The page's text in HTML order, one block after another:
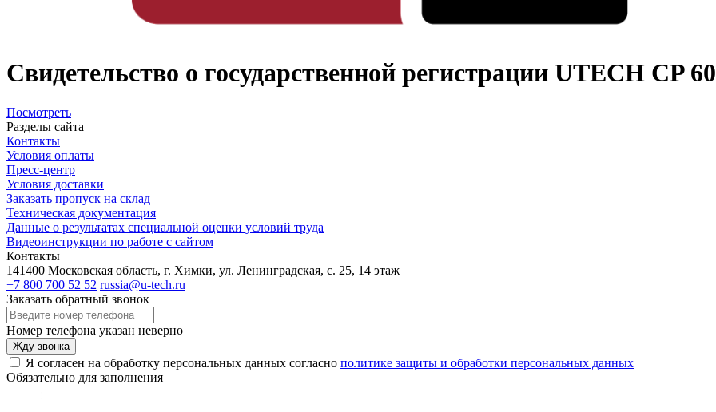
Свидетельство о государственной регистрации UTECH CP
Посмотреть
Разделы сайта
Контакты
Условия оплаты
Пресс-центр
Условия доставки
Заказать пропуск на склад
Техническая документация
Данные о результатах специальной оценки условий труда
Видеоинструкции по работе с сайтом
Контакты
141400 Московская область, г. Химки, ул. Ленинградская, с. 25, 14 этаж
+7 800 700 52 52 russia@u-tech.ru
Заказать обратный звонок
Номер телефона указан неверно
Жду звонка
Я согласен на обработку персональных данных согласно политике защиты и обработки персональных данных
Обязательно для заполнения